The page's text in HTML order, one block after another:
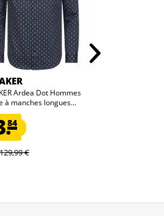
Ardea Dot Hommes
à manches longues...
84
129,99 €